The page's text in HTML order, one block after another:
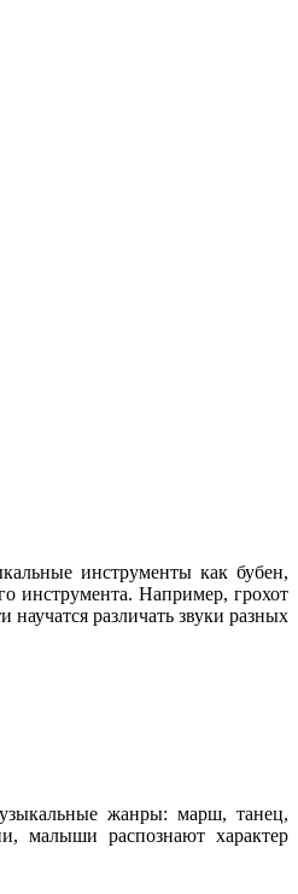
инструменты как бубен,
инструмента. Например, грохот
различать звуки разных
жанры: марш, танец,
малыши распознают характер